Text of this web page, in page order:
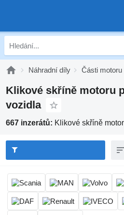
Náhradní díly Části motoru
Klikové skříně motoru
vozidla
667 inzerátů: Klikové skříně